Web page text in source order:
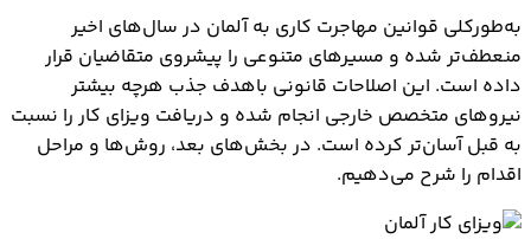
به‌طورکلی قوانین مهاجرت کاری به آلمان در سال‌های اخیر
منعطف‌تر شده و مسیرهای متنوعی را پیشروی متقاضیان قرار
داده است. این اصلاحات قانونی باهدف جذب هرچه بیشتر
نیروهای متخصص خارجی انجام شده و دریافت ویزای کار را نسبت
به قبل آسان‌تر کرده است. در بخش‌های بعد، روش‌ها و مراحل
اقدام را شرح می‌دهیم.